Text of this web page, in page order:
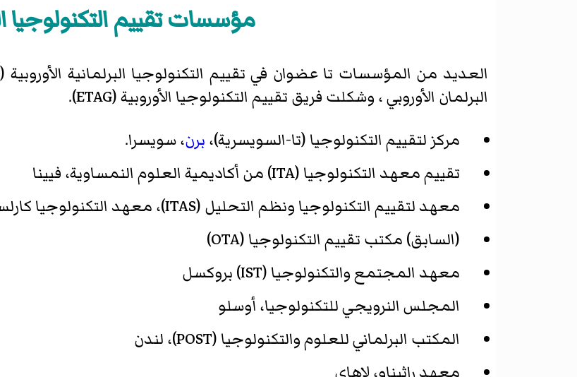
مؤسسات تقييم التكنولوجيا
البرلمان الأوروبي ، وشكلت فريق تقييم التكنولوجيا الأوروبية (ETAG).
مركز لتقييم التكنولوجيا (تا-السويسرية)، برن، سويسرا.
تقييم معهد التكنولوجيا (ITA) من أكاديمية العلوم النمساوية، فيينا
معهد لتقييم التكنولوجيا ونظم التحليل (ITAS)، معهد التكنولوجيا كارلسروه (KIT)، ألمانيا
(السابق) مكتب تقييم التكنولوجيا (OTA)
معهد المجتمع والتكنولوجيا (IST) بروكسل
المجلس النرويجي للتكنولوجيا، أوسلو
المكتب البرلماني للعلوم والتكنولوجيا (POST)، لندن